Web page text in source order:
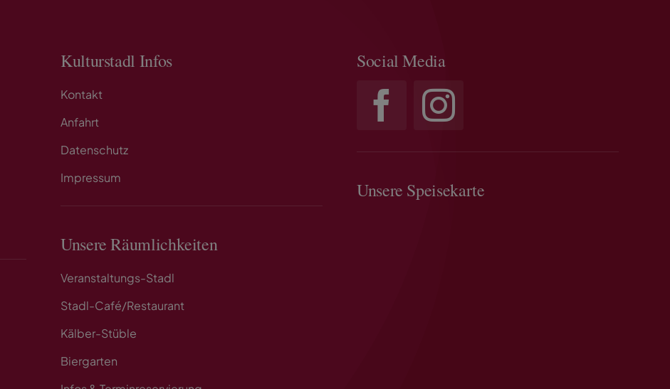
Kulturstadl Infos
Kontakt
Anfahrt
Datenschutz
Impressum
Unsere Räumlichkeiten
Veranstaltungs-Stadl
Stadl-Café/Restaurant
Kälber-Stüble
Biergarten
Social Media
Unsere Speisekarte